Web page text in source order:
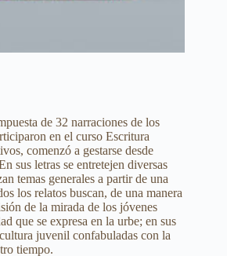
de 32 narraciones de los
en el curso Escritura
comenzó a gestarse desde
sus letras se entretejen diversas
temas generales a partir de una
los relatos buscan, de una manera
de la mirada de los jóvenes
que se expresa en la urbe; en sus
juvenil confabuladas con la
tiempo.